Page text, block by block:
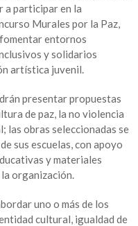
a participar en la
Murales por la Paz,
entornos
y solidarios
artística juvenil.
presentar propuestas
de paz, la no violencia
las obras seleccionadas se
sus escuelas, con apoyo
y materiales
organización.
uno o más de los
cultural, igualdad de